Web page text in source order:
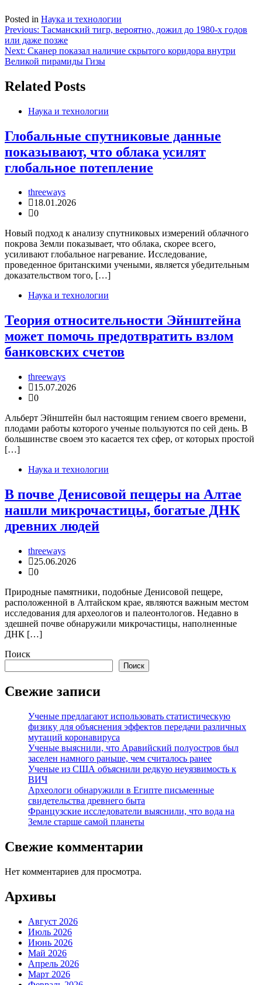
Posted in Наука и технологии
Навигация
по
записям
Previous: Тасманский тигр, вероятно, дожил до 1980-х годов
или даже позже
Next: Сканер показал наличие скрытого коридора внутри
Великой пирамиды Гизы
Related Posts
Наука и технологии
Глобальные спутниковые данные
показывают, что облака усилят
глобальное потепление
threeways
18.01.2026
0
Новый подход к анализу спутниковых измерений облачного
покрова Земли показывает, что облака, скорее всего,
усиливают глобальное нагревание. Исследование,
проведенное британскими учеными, является убедительным
доказательством того, […]
Наука и технологии
Теория относительности Эйнштейна
может помочь предотвратить взлом
банковских счетов
threeways
15.07.2026
0
Альберт Эйнштейн был настоящим гением своего времени,
плодами работы которого ученые пользуются по сей день. В
большинстве своем это касается тех сфер, от которых простой
[…]
Наука и технологии
В почве Денисовой пещеры на Алтае
нашли микрочастицы, богатые ДНК
древних людей
threeways
25.06.2026
0
Природные памятники, подобные Денисовой пещере,
расположенной в Алтайском крае, являются важным местом
исследования для археологов и палеонтологов. Недавно в
здешней почве обнаружили микрочастицы, наполненные
ДНК […]
Поиск
Поиск
Свежие записи
Ученые предлагают использовать статистическую
физику для объяснения эффектов передачи различных
мутаций коронавируса
Ученые выяснили, что Аравийский полуостров был
заселен намного раньше, чем считалось ранее
Ученые из США объяснили редкую неуязвимость к
ВИЧ
Археологи обнаружили в Египте письменные
свидетельства древнего быта
Французские исследователи выяснили, что вода на
Земле старше самой планеты
Свежие комментарии
Нет комментариев для просмотра.
Архивы
Август 2026
Июль 2026
Июнь 2026
Май 2026
Апрель 2026
Март 2026